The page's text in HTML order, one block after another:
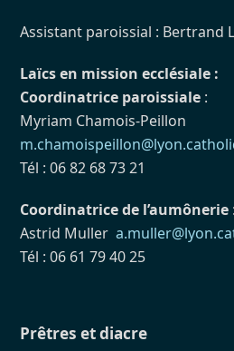
Assistant paroissial : Bertrand
Laïcs en mission ecclésiale :
Coordinatrice paroissiale :
Myriam Chamois-Peillon
Tél : 06 82 68 73 21
Coordinatrice de l’aumônerie :
Astrid Muller
Tél : 06 61 79 40 25
Prêtres et diacre